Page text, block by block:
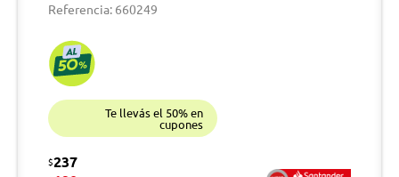
Referencia: 660249
Te llevás el 50% en
cupones
$237